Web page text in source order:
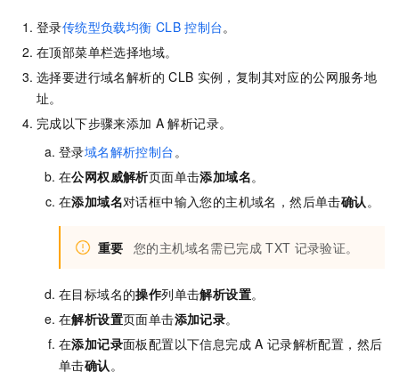
登录传统型负载均衡 CLB 控制台。
在顶部菜单栏选择地域。
选择要进行域名解析的 CLB 实例，复制其对应的公网服务地
址。
完成以下步骤来添加 A 解析记录。
登录域名解析控制台 。
在公网权威解析页面单击添加域名。
在添加域名对话框中输入您的主机域名，然后单击确认 。
重要 您的主机域名需已完成 TXT 记录验证。
在目标域名的操作列单击解析设置。
在解析设置页面单击添加记录。
在添加记录面板配置以下信息完成 A 记录解析配置，然后
单击确认 。